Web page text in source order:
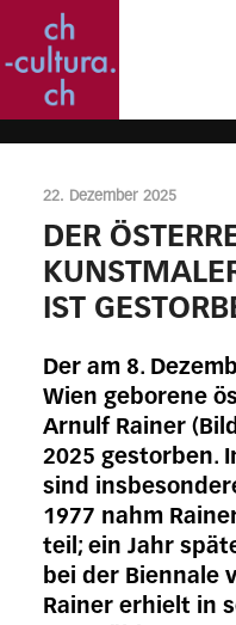
22. Dezember 2025
DER
IST
Der am 8.
Wien geborene
Arnulf Rainer
2025 gestorben.
sind
1977 nahm
teil; ein Jahr
bei der Biennale
Rainer erhielt in